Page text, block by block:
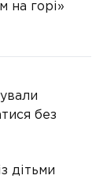
на горі»
без
дітьми